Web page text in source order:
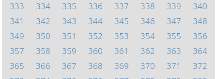
333
334 335 336 337 338 339
340
341
342 343 344 345 346 347
348
349
350 351 352 353 354 355
356
357
358 359 360 361 362 363
364
365
366 367 368 369 370 371
372